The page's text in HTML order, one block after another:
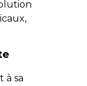
à sa